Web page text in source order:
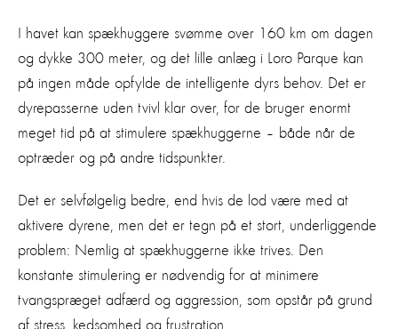
I havet kan spækhuggere svømme over 160 km om dagen
og dykke 300 meter, og det lille anlæg i Loro Parque kan
på ingen måde opfylde de intelligente dyrs behov. Det er
dyrepasserne uden tvivl klar over, for de bruger enormt
meget tid på at stimulere spækhuggerne – både når de
optræder og på andre tidspunkter.
Det er selvfølgelig bedre, end hvis de lod være med at
aktivere dyrene, men det er tegn på et stort, underliggende
problem: Nemlig at spækhuggerne ikke trives. Den
konstante stimulering er nødvendig for at minimere
tvangspræget adfærd og aggression, som opstår på grund
af stress, kedsomhed og frustration.